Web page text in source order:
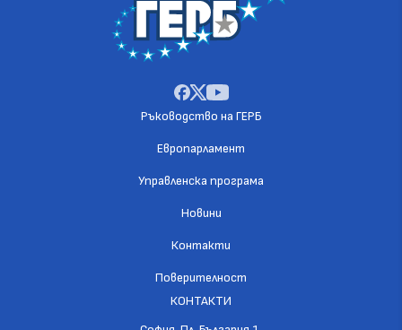
Ръководство на ГЕРБ
Европарламент
Управленска програма
Новини
Контакти
Поверителност
КОНТАКТИ